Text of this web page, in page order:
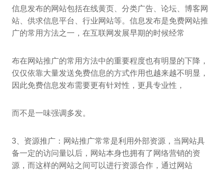
信息发布的网站包括在线黄页、分类广告、论坛、博客网
站、供求信息平台、行业网站等。信息发布是免费网站推
广的常用方法之一，在互联网发展早期的时候经常
布在网站推广的常用方法中的重要程度也有明显的下降，
仅仅依靠大量发送免费信息的方式作用也越来越不明显，
因此免费信息发布需要更有针对性，更具专业性，
而不是一味强调多发。
3、资源推广：网站推广常常是利用外部资源，当网站具
备一定的访问量以后，网站本身也拥有了网络营销的资
源，而这样的网站之间可以进行资源合作，通过网站